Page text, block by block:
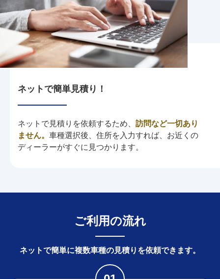
ネットで簡単見積り！
ネットで見積りを依頼するため、 訪問など一切あり
ません。 車種選択後、住所を入力すれば、お近くの
ディーラーがすぐに見つかります。
ご利用の流れ
ネットで簡単に複数車種の見積りを依頼できます。